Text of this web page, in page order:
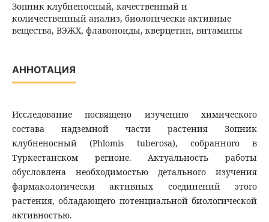
Зопник клубненосный, качественный и
количественный анализ, биологически активные
вещества, ВЭЖХ, флавоноиды, кверцетин, витамины
АННОТАЦИЯ
Исследование посвящено изучению химического
состава надземной части растения Зопник
клубненосный (Phlomis tuberosa), собранного в
Туркестанском регионе. Актуальность работы
обусловлена необходимостью детального изучения
фармакологически активных соединений этого
растения, обладающего потенциальной биологической
активностью.